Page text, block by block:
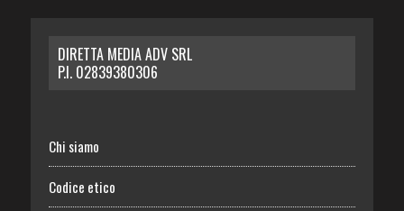
DIRETTA MEDIA ADV SRL
P.I. 02839380306
Chi siamo
Codice etico